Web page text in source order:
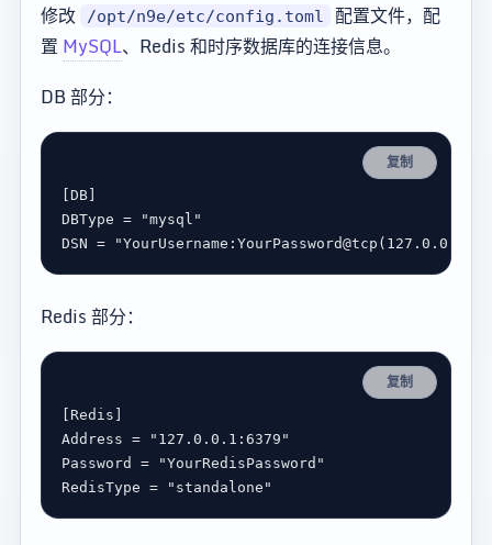
修改 /opt/n9e/etc/config.toml
配置文件，配
置MySQL、Redis 和时序数据库的连接信息。
DB 部分：
复制
DB
DBType =
"mysql"
DSN =
Redis 部分：
复制
Redis
Address =
"127.0.0.1:6379"
Password
=
"YourRedisPassword"
RedisType = "standalone"